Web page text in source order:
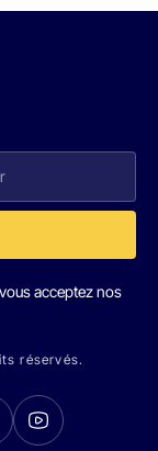
acceptez nos
réservés.